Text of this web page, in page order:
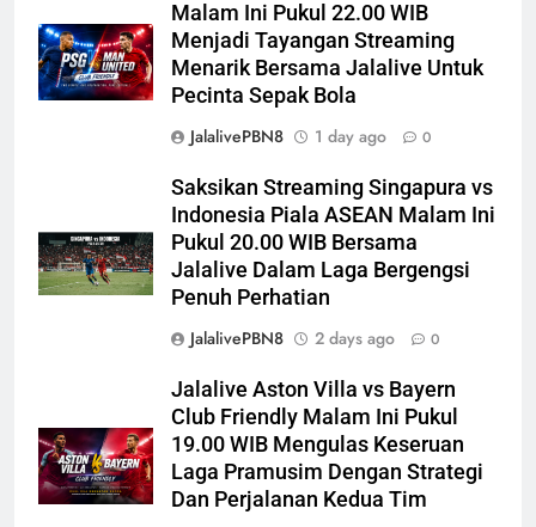
Malam Ini Pukul 22.00 WIB
Menjadi Tayangan Streaming
Menarik Bersama Jalalive Untuk
Pecinta Sepak Bola
JalalivePBN8
1 day ago 0
Saksikan Streaming Singapura vs
Indonesia Piala ASEAN Malam Ini
Pukul 20.00 WIB Bersama
Jalalive Dalam Laga Bergengsi
Penuh Perhatian
JalalivePBN8
2 days ago 0
Jalalive Aston Villa vs Bayern
Club Friendly Malam Ini Pukul
19.00 WIB Mengulas Keseruan
Laga Pramusim Dengan Strategi
Dan Perjalanan Kedua Tim